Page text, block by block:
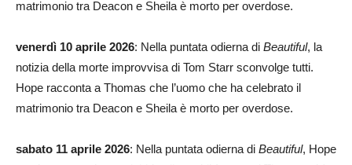
matrimonio tra Deacon e Sheila è morto per overdose.
venerdì 10 aprile 2026: Nella puntata odierna di Beautiful, la
notizia della morte improvvisa di Tom Starr sconvolge tutti.
Hope racconta a Thomas che l’uomo che ha celebrato il
matrimonio tra Deacon e Sheila è morto per overdose.
sabato 11 aprile 2026: Nella puntata odierna di Beautiful, Hope